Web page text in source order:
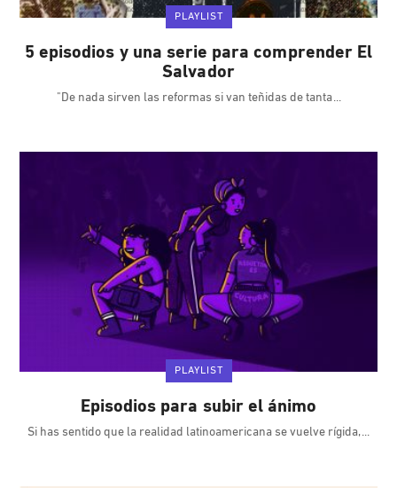
PLAYLIST
5 episodios y una serie para comprender El
Salvador
"De nada sirven las reformas si van teñidas de tanta
PLAYLIST
Episodios para subir el ánimo
Si has sentido que la realidad latinoamericana se vuelve rígida,